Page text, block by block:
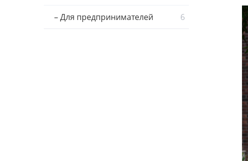
– Для предпринимателей 6